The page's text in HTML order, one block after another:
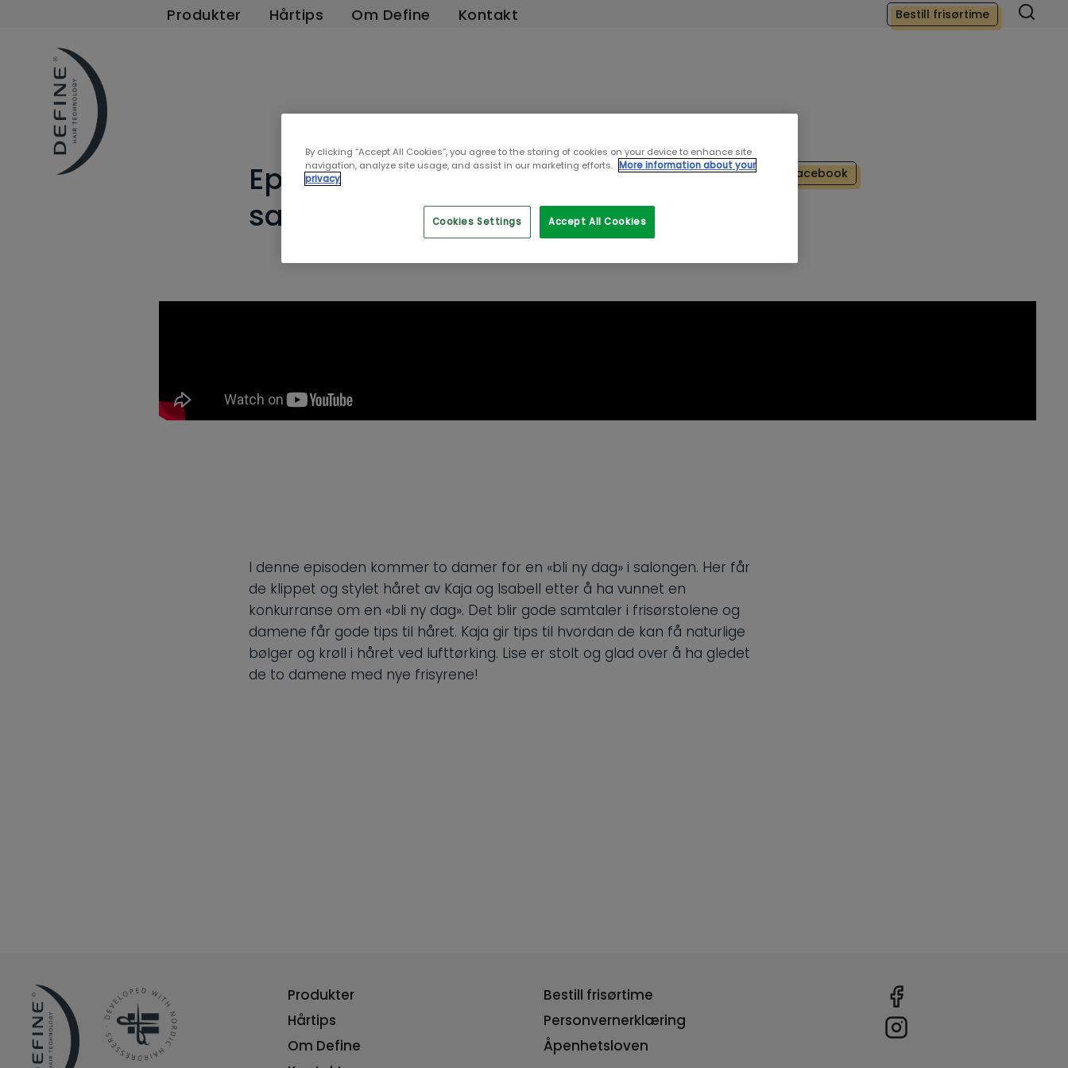
Produkter Hårtips Om Define Kontakt Bestill frisørtime
Episode 4: Bli ny-dag i
salongen
Del på facebook
I denne episoden kommer to damer for en «bli ny dag» i salongen. Her får
de klippet og stylet håret av Kaja og Isabell etter å ha vunnet en
konkurranse om en «bli ny dag». Det blir gode samtaler i frisørstolene og
damene får gode tips til håret. Kaja gir tips til hvordan de kan få naturlige
bølger og krøll i håret ved lufttørking. Lise er stolt og glad over å ha gledet
de to damene med nye frisyrene!
Produkter
Hårtips
Om Define
Bestill frisørtime
Personvernerklæring
Åpenhetsloven
By clicking “Accept All Cookies”, you agree to the storing of cookies on your device to enhance site
navigation, analyze site usage, and assist in our marketing efforts. More information about your
privacy
Cookies Settings Accept All Cookies